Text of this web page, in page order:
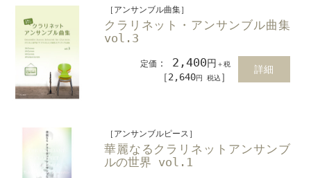
［アンサンブル曲集］
クラリネット・アンサンブル曲集
vol.3
定価 ： 2,400円 ＋税
［2,640円 税込 ］
詳細
［アンサンブルピース］
華麗なるクラリネットアンサンブ
ルの世界 vol.1